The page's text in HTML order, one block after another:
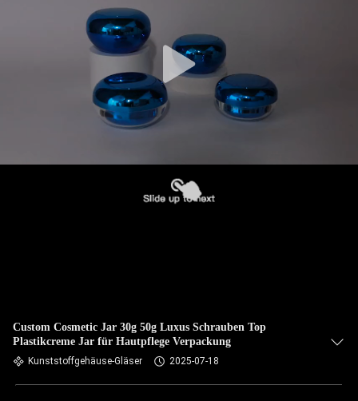
Custom Cosmetic Jar 30g 50g Luxus Schrauben Top
Plastikcreme Jar für Hautpflege Verpackung
Kunststoffgehäuse-Gläser 2025-07-18